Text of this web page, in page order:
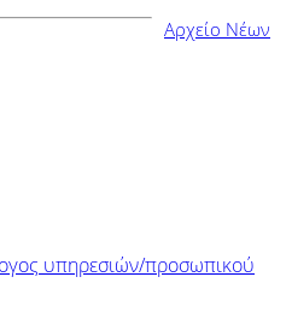
Αρχείο Νέων
υπηρεσιών/προσωπικού